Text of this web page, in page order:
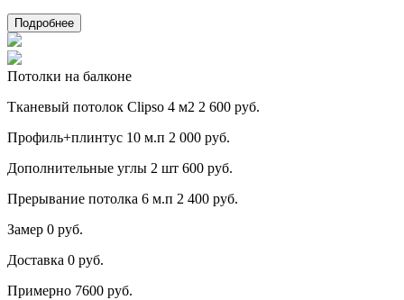
Подробнее
Потолки на балконе
Тканевый потолок Clipso 4 м2 2 600 руб.
Профиль+плинтус 10 м.п 2 000 руб.
Дополнительные углы 2 шт 600 руб.
Прерывание потолка 6 м.п 2 400 руб.
Замер 0 руб.
Доставка 0 руб.
Примерно 7600 руб.